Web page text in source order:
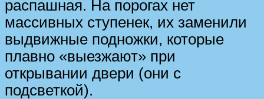
распашная. На порогах нет
массивных ступенек, их заменили
выдвижные подножки, которые
плавно «выезжают» при
открывании двери (они с
подсветкой).